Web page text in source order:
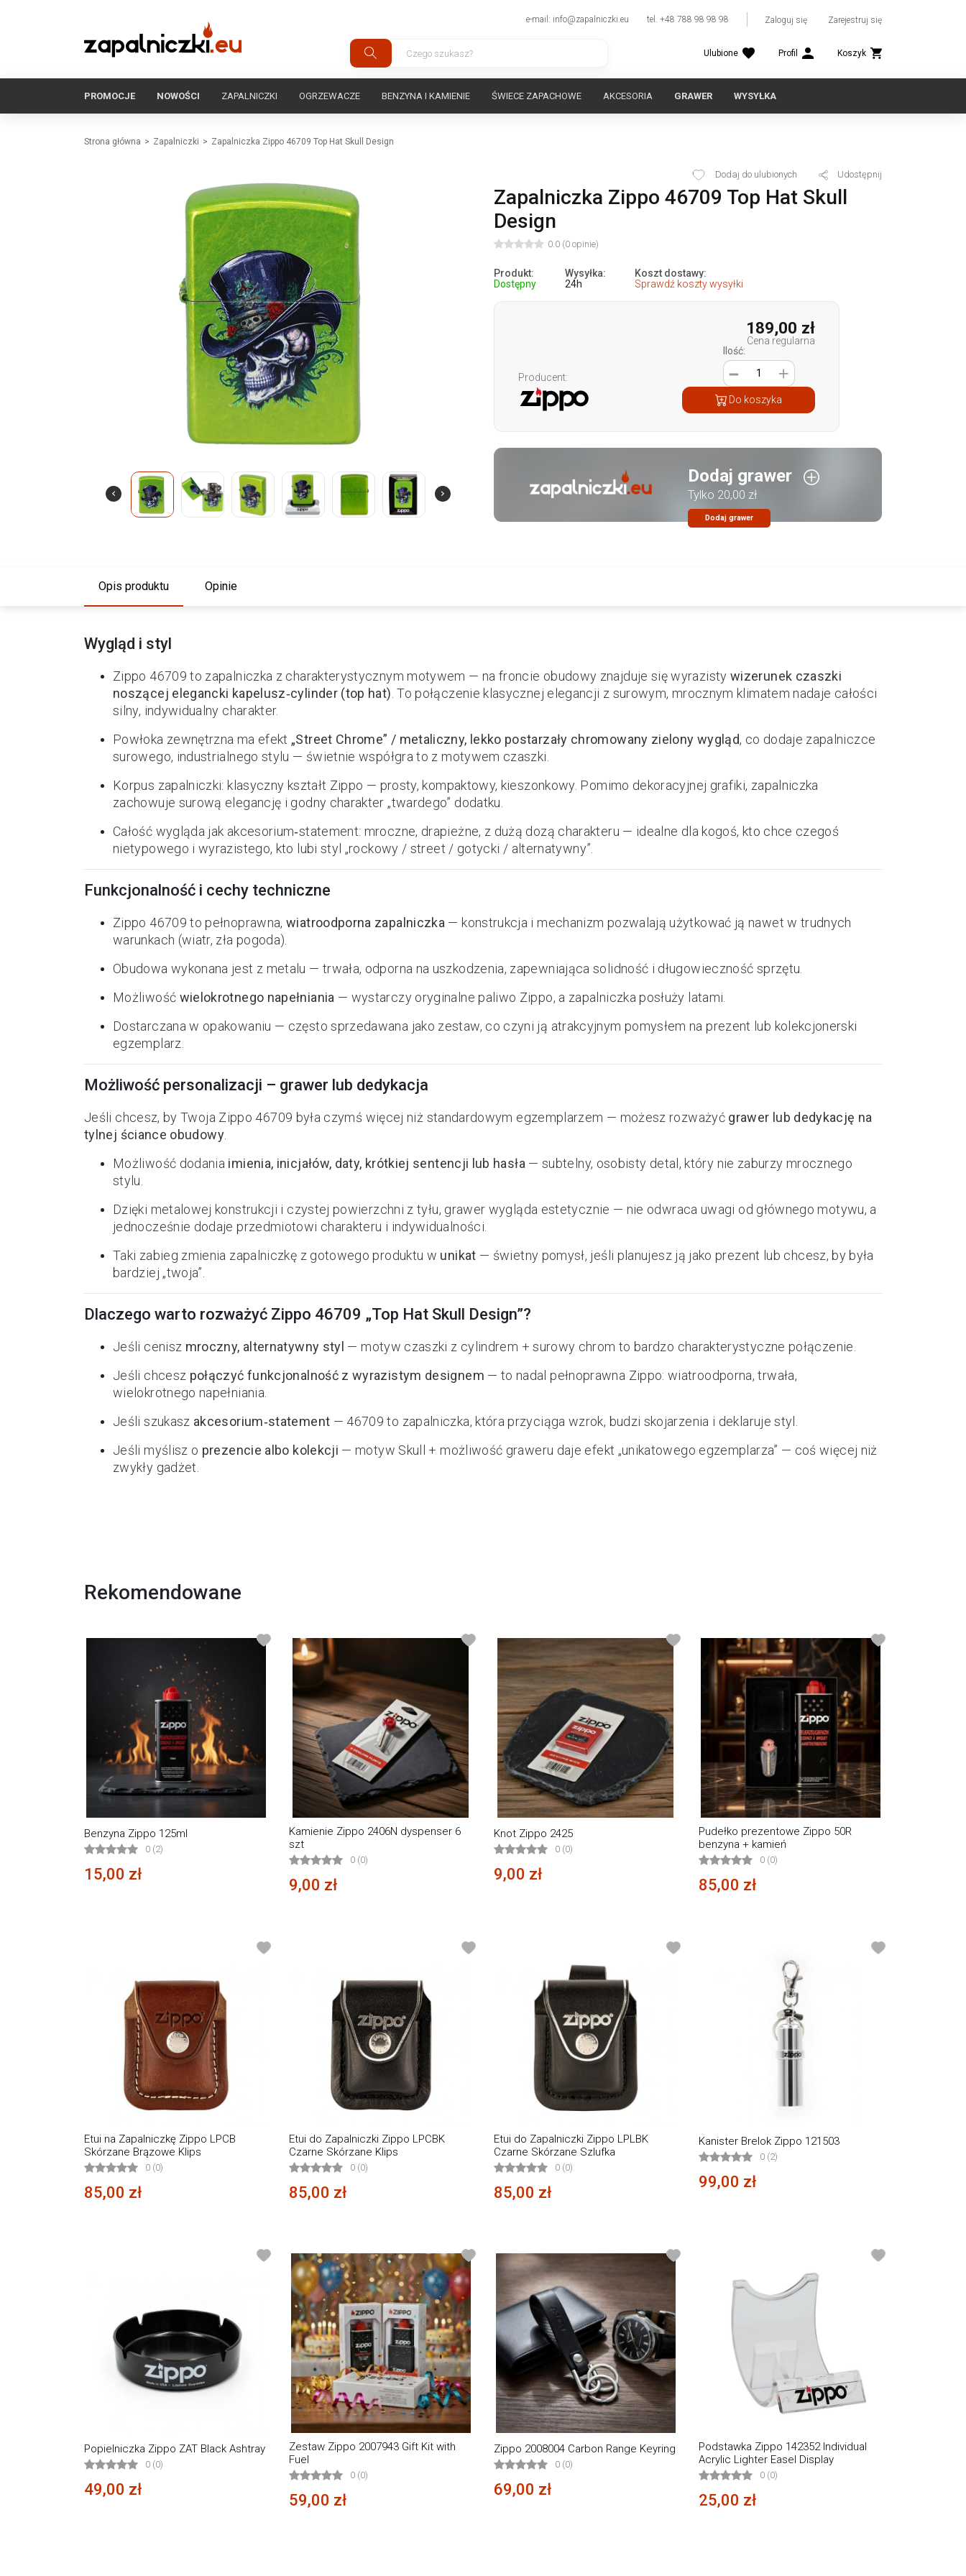
e-mail: info@zapalniczki.eu tel. +48 788 98 98 98 Zaloguj się Zarejestruj się
Ulubione Profil Koszyk
PROMOCJE NOWOŚCI ZAPALNICZKI OGRZEWACZE BENZYNA I KAMIENIE ŚWIECE ZAPACHOWE AKCESORIA GRAWER WYSYŁKA
Strona główna Zapalniczki Zapalniczka Zippo 46709 Top Hat Skull Design
Dodaj do ulubionych Udostępnij
Zapalniczka Zippo 46709 Top Hat Skull
Design
0.0 (0 opinie)
Produkt:
Dostępny
Wysyłka:
24h
Koszt dostawy:
Sprawdź koszty wysyłki
Producent:
189,00 zł
Cena regularna
Ilość:
1
Do koszyka
Dodaj grawer
Tylko 20,00 zł
Dodaj grawer
Opis produktu Opinie
Wygląd i styl
Zippo 46709 to zapalniczka z charakterystycznym motywem — na froncie obudowy znajduje się wyrazisty wizerunek czaszki
noszącej elegancki kapelusz‑cylinder (top hat) . To połączenie klasycznej elegancji z surowym, mrocznym klimatem nadaje całości
silny, indywidualny charakter.
Powłoka zewnętrzna ma efekt „Street Chrome” / metaliczny, lekko postarzały chromowany zielony wygląd, co dodaje zapalniczce
surowego, industrialnego stylu — świetnie współgra to z motywem czaszki.
Korpus zapalniczki: klasyczny kształt Zippo — prosty, kompaktowy, kieszonkowy. Pomimo dekoracyjnej grafiki, zapalniczka
zachowuje surową elegancję i godny charakter „twardego” dodatku.
Całość wygląda jak akcesorium‑statement: mroczne, drapieżne, z dużą dozą charakteru — idealne dla kogoś, kto chce czegoś
nietypowego i wyrazistego, kto lubi styl „rockowy / street / gotycki / alternatywny”.
Funkcjonalność i cechy techniczne
Zippo 46709 to pełnoprawna,wiatroodporna zapalniczka — konstrukcja i mechanizm pozwalają użytkować ją nawet w trudnych
warunkach (wiatr, zła pogoda).
Obudowa wykonana jest z metalu — trwała, odporna na uszkodzenia, zapewniająca solidność i długowieczność sprzętu.
Możliwość wielokrotnego napełniania — wystarczy oryginalne paliwo Zippo, a zapalniczka posłuży latami.
Dostarczana w opakowaniu — często sprzedawana jako zestaw, co czyni ją atrakcyjnym pomysłem na prezent lub kolekcjonerski
egzemplarz.
Możliwość personalizacji – grawer lub dedykacja
Jeśli chcesz, by Twoja Zippo 46709 była czymś więcej niż standardowym egzemplarzem — możesz rozważyć grawer lub dedykację na
tylnej ściance obudowy.
Możliwość dodania imienia, inicjałów, daty, krótkiej sentencji lub hasła — subtelny, osobisty detal, który nie zaburzy mrocznego
stylu.
Dzięki metalowej konstrukcji i czystej powierzchni z tyłu, grawer wygląda estetycznie — nie odwraca uwagi od głównego motywu, a
jednocześnie dodaje przedmiotowi charakteru i indywidualności.
Taki zabieg zmienia zapalniczkę z gotowego produktu w unikat — świetny pomysł, jeśli planujesz ją jako prezent lub chcesz, by była
bardziej „twoja”.
Dlaczego warto rozważyć Zippo 46709 „Top Hat Skull Design”?
Jeśli cenisz mroczny, alternatywny styl — motyw czaszki z cylindrem + surowy chrom to bardzo charakterystyczne połączenie.
Jeśli chcesz połączyć funkcjonalność z wyrazistym designem — to nadal pełnoprawna Zippo: wiatroodporna, trwała,
wielokrotnego napełniania.
Jeśli szukasz akcesorium‑statement — 46709 to zapalniczka, która przyciąga wzrok, budzi skojarzenia i deklaruje styl.
Jeśli myślisz o prezencie albo kolekcji — motyw Skull + możliwość graweru daje efekt „unikatowego egzemplarza” — coś więcej niż
zwykły gadżet.
Rekomendowane
Benzyna Zippo 125ml
0 (2)
15,00 zł
Kamienie Zippo 2406N dyspenser 6
szt
0 (0)
9,00 zł
Knot Zippo 2425
0 (0)
9,00 zł
Pudełko prezentowe Zippo 50R
benzyna + kamień
0 (0)
85,00 zł
Etui na Zapalniczkę Zippo LPCB
Skórzane Brązowe Klips
0 (0)
85,00 zł
Etui do Zapalniczki Zippo LPCBK
Czarne Skórzane Klips
0 (0)
85,00 zł
Etui do Zapalniczki Zippo LPLBK
Czarne Skórzane Szlufka
0 (0)
85,00 zł
Kanister Brelok Zippo 121503
0 (2)
99,00 zł
Popielniczka Zippo ZAT Black Ashtray
0 (0)
49,00 zł
Zestaw Zippo 2007943 Gift Kit with
Fuel
0 (0)
59,00 zł
Zippo 2008004 Carbon Range Keyring
0 (0)
69,00 zł
Podstawka Zippo 142352 Individual
Acrylic Lighter Easel Display
0 (0)
25,00 zł